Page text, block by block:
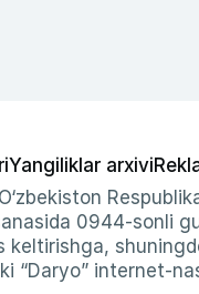
Yangiliklar arxivi
0944-sonli
keltirishga,
“Daryo” internet-